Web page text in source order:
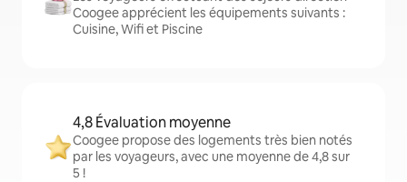
Coogee apprécient les équipements suivants :
Cuisine, Wifi et Piscine
4,8 Évaluation moyenne
Coogee propose des logements très bien notés
par les voyageurs, avec une moyenne de 4,8 sur
5 !